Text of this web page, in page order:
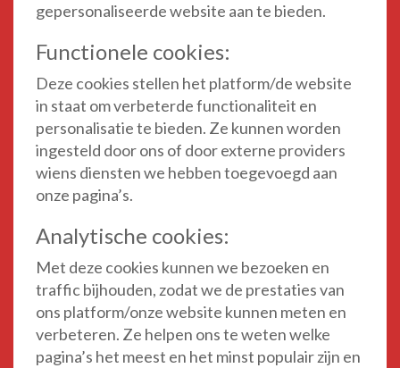
gepersonaliseerde website aan te bieden.
Functionele cookies:
Deze cookies stellen het platform/de website
in staat om verbeterde functionaliteit en
personalisatie te bieden. Ze kunnen worden
ingesteld door ons of door externe providers
wiens diensten we hebben toegevoegd aan
onze pagina’s.
Analytische cookies:
Met deze cookies kunnen we bezoeken en
traffic bijhouden, zodat we de prestaties van
ons platform/onze website kunnen meten en
verbeteren. Ze helpen ons te weten welke
pagina’s het meest en het minst populair zijn en